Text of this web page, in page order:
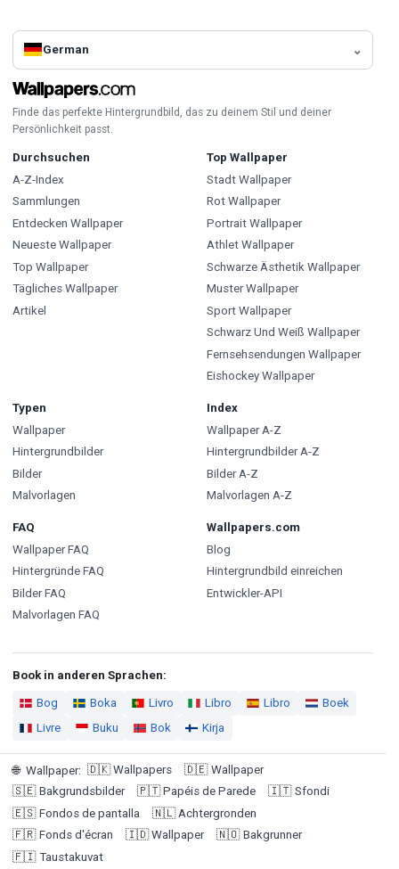
German
Finde das perfekte Hintergrundbild, das zu deinem Stil und deiner
Persönlichkeit passt.
Durchsuchen
A-Z-Index
Sammlungen
Entdecken Wallpaper
Neueste Wallpaper
Top Wallpaper
Tägliches Wallpaper
Artikel
Top Wallpaper
Stadt Wallpaper
Rot Wallpaper
Portrait Wallpaper
Athlet Wallpaper
Schwarze Ästhetik Wallpaper
Muster Wallpaper
Sport Wallpaper
Schwarz Und Weiß Wallpaper
Fernsehsendungen Wallpaper
Eishockey Wallpaper
Typen
Wallpaper
Hintergrundbilder
Bilder
Malvorlagen
Index
Wallpaper A-Z
Hintergrundbilder A-Z
Bilder A-Z
Malvorlagen A-Z
FAQ
Wallpaper FAQ
Hintergründe FAQ
Bilder FAQ
Malvorlagen FAQ
Wallpapers.com
Blog
Hintergrundbild einreichen
Entwickler-API
Book in anderen Sprachen:
Bog Boka Livro Libro Libro
Boek
Livre
Buku Bok Kirja
🌐 Wallpaper: 🇩🇰 Wallpapers 🇩🇪 Wallpaper
🇸🇪 Bakgrundsbilder 🇵🇹 Papéis de Parede 🇮🇹 Sfondi
🇪🇸 Fondos de pantalla 🇳🇱 Achtergronden
🇫🇷 Fonds d'écran 🇮🇩 Wallpaper 🇳🇴 Bakgrunner
🇫🇮 Taustakuvat